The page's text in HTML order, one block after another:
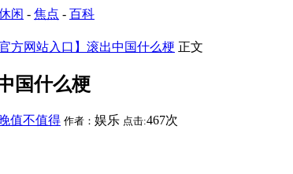
闲 - 焦点 - 百科
官方网站入口】滚出中国什么梗 正文
国什么梗
值不值得 作者： 娱乐 点击:467次